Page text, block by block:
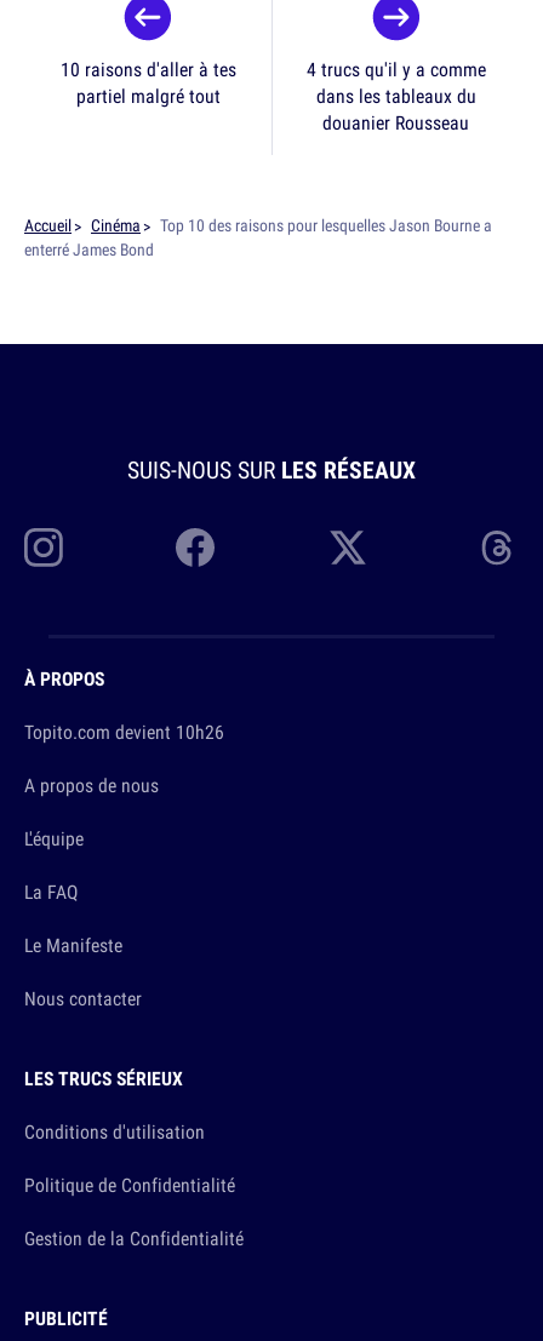
10 raisons d'aller à tes
partiel malgré tout
4 trucs qu'il y a comme
dans les tableaux du
douanier Rousseau
Accueil Cinéma
Top 10 des raisons pour lesquelles Jason Bourne a
enterré James Bond
SUIS-NOUS SUR LES RÉSEAUX
À PROPOS
Topito.com devient 10h26
A propos de nous
L'équipe
La FAQ
Le Manifeste
Nous contacter
LES TRUCS SÉRIEUX
Conditions d'utilisation
Politique de Confidentialité
Gestion de la Confidentialité
PUBLICITÉ